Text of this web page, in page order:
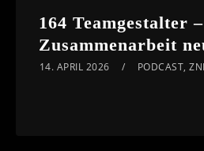
164 Teamgestalter –
Zusammenarbeit
14. APRIL 2026 PODCAST,